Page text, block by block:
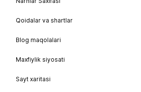
Qoidalar va shartlar
Blog maqolalari
Maxfiylik siyosati
Sayt xaritasi